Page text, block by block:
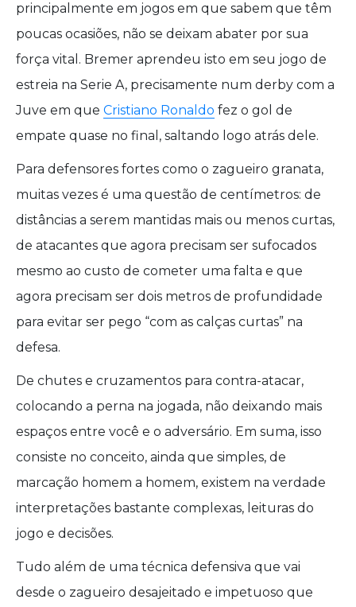
principalmente em jogos em que sabem que têm
poucas ocasiões, não se deixam abater por sua
força vital. Bremer aprendeu isto em seu jogo de
estreia na Serie A, precisamente num derby com a
Juve em que Cristiano Ronaldo fez o gol de
empate quase no final, saltando logo atrás dele.
Para defensores fortes como o zagueiro granata,
muitas vezes é uma questão de centímetros: de
distâncias a serem mantidas mais ou menos curtas,
de atacantes que agora precisam ser sufocados
mesmo ao custo de cometer uma falta e que
agora precisam ser dois metros de profundidade
para evitar ser pego “com as calças curtas” na
defesa.
De chutes e cruzamentos para contra-atacar,
colocando a perna na jogada, não deixando mais
espaços entre você e o adversário. Em suma, isso
consiste no conceito, ainda que simples, de
marcação homem a homem, existem na verdade
interpretações bastante complexas, leituras do
jogo e decisões.
Tudo além de uma técnica defensiva que vai
desde o zagueiro desajeitado e impetuoso que